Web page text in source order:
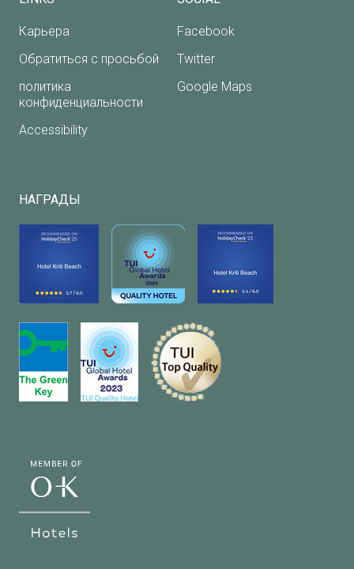
Карьера
Обратиться с просьбой
политика
конфиденциальности
Accessibility
Facebook
Twitter
Google Maps
НАГРАДЫ